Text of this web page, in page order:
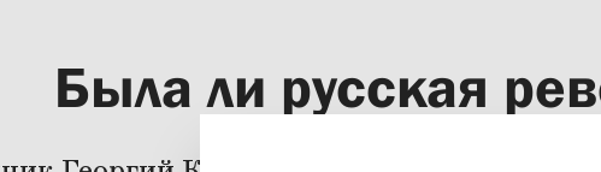
Была ли русская